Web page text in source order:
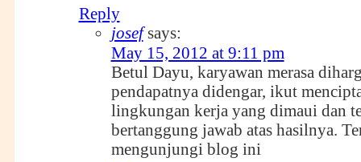
Reply
josef says:
May 15, 2012 at 9:11 pm
Betul Dayu, karyawan merasa
pendapatnya didengar, ikut
lingkungan kerja yang dimaui dan
bertanggung jawab atas hasilnya.
mengunjungi blog ini